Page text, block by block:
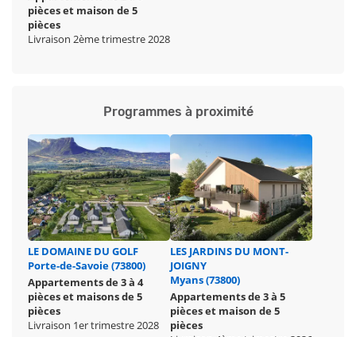
pièces et maison de 5
pièces
Livraison 2ème trimestre 2028
Programmes à proximité
LE DOMAINE DU GOLF
Porte-de-Savoie (73800)
Appartements de 3 à 4
pièces et maisons de 5
pièces
Livraison 1er trimestre 2028
LES JARDINS DU MONT-
JOIGNY
Myans (73800)
Appartements de 3 à 5
pièces et maison de 5
pièces